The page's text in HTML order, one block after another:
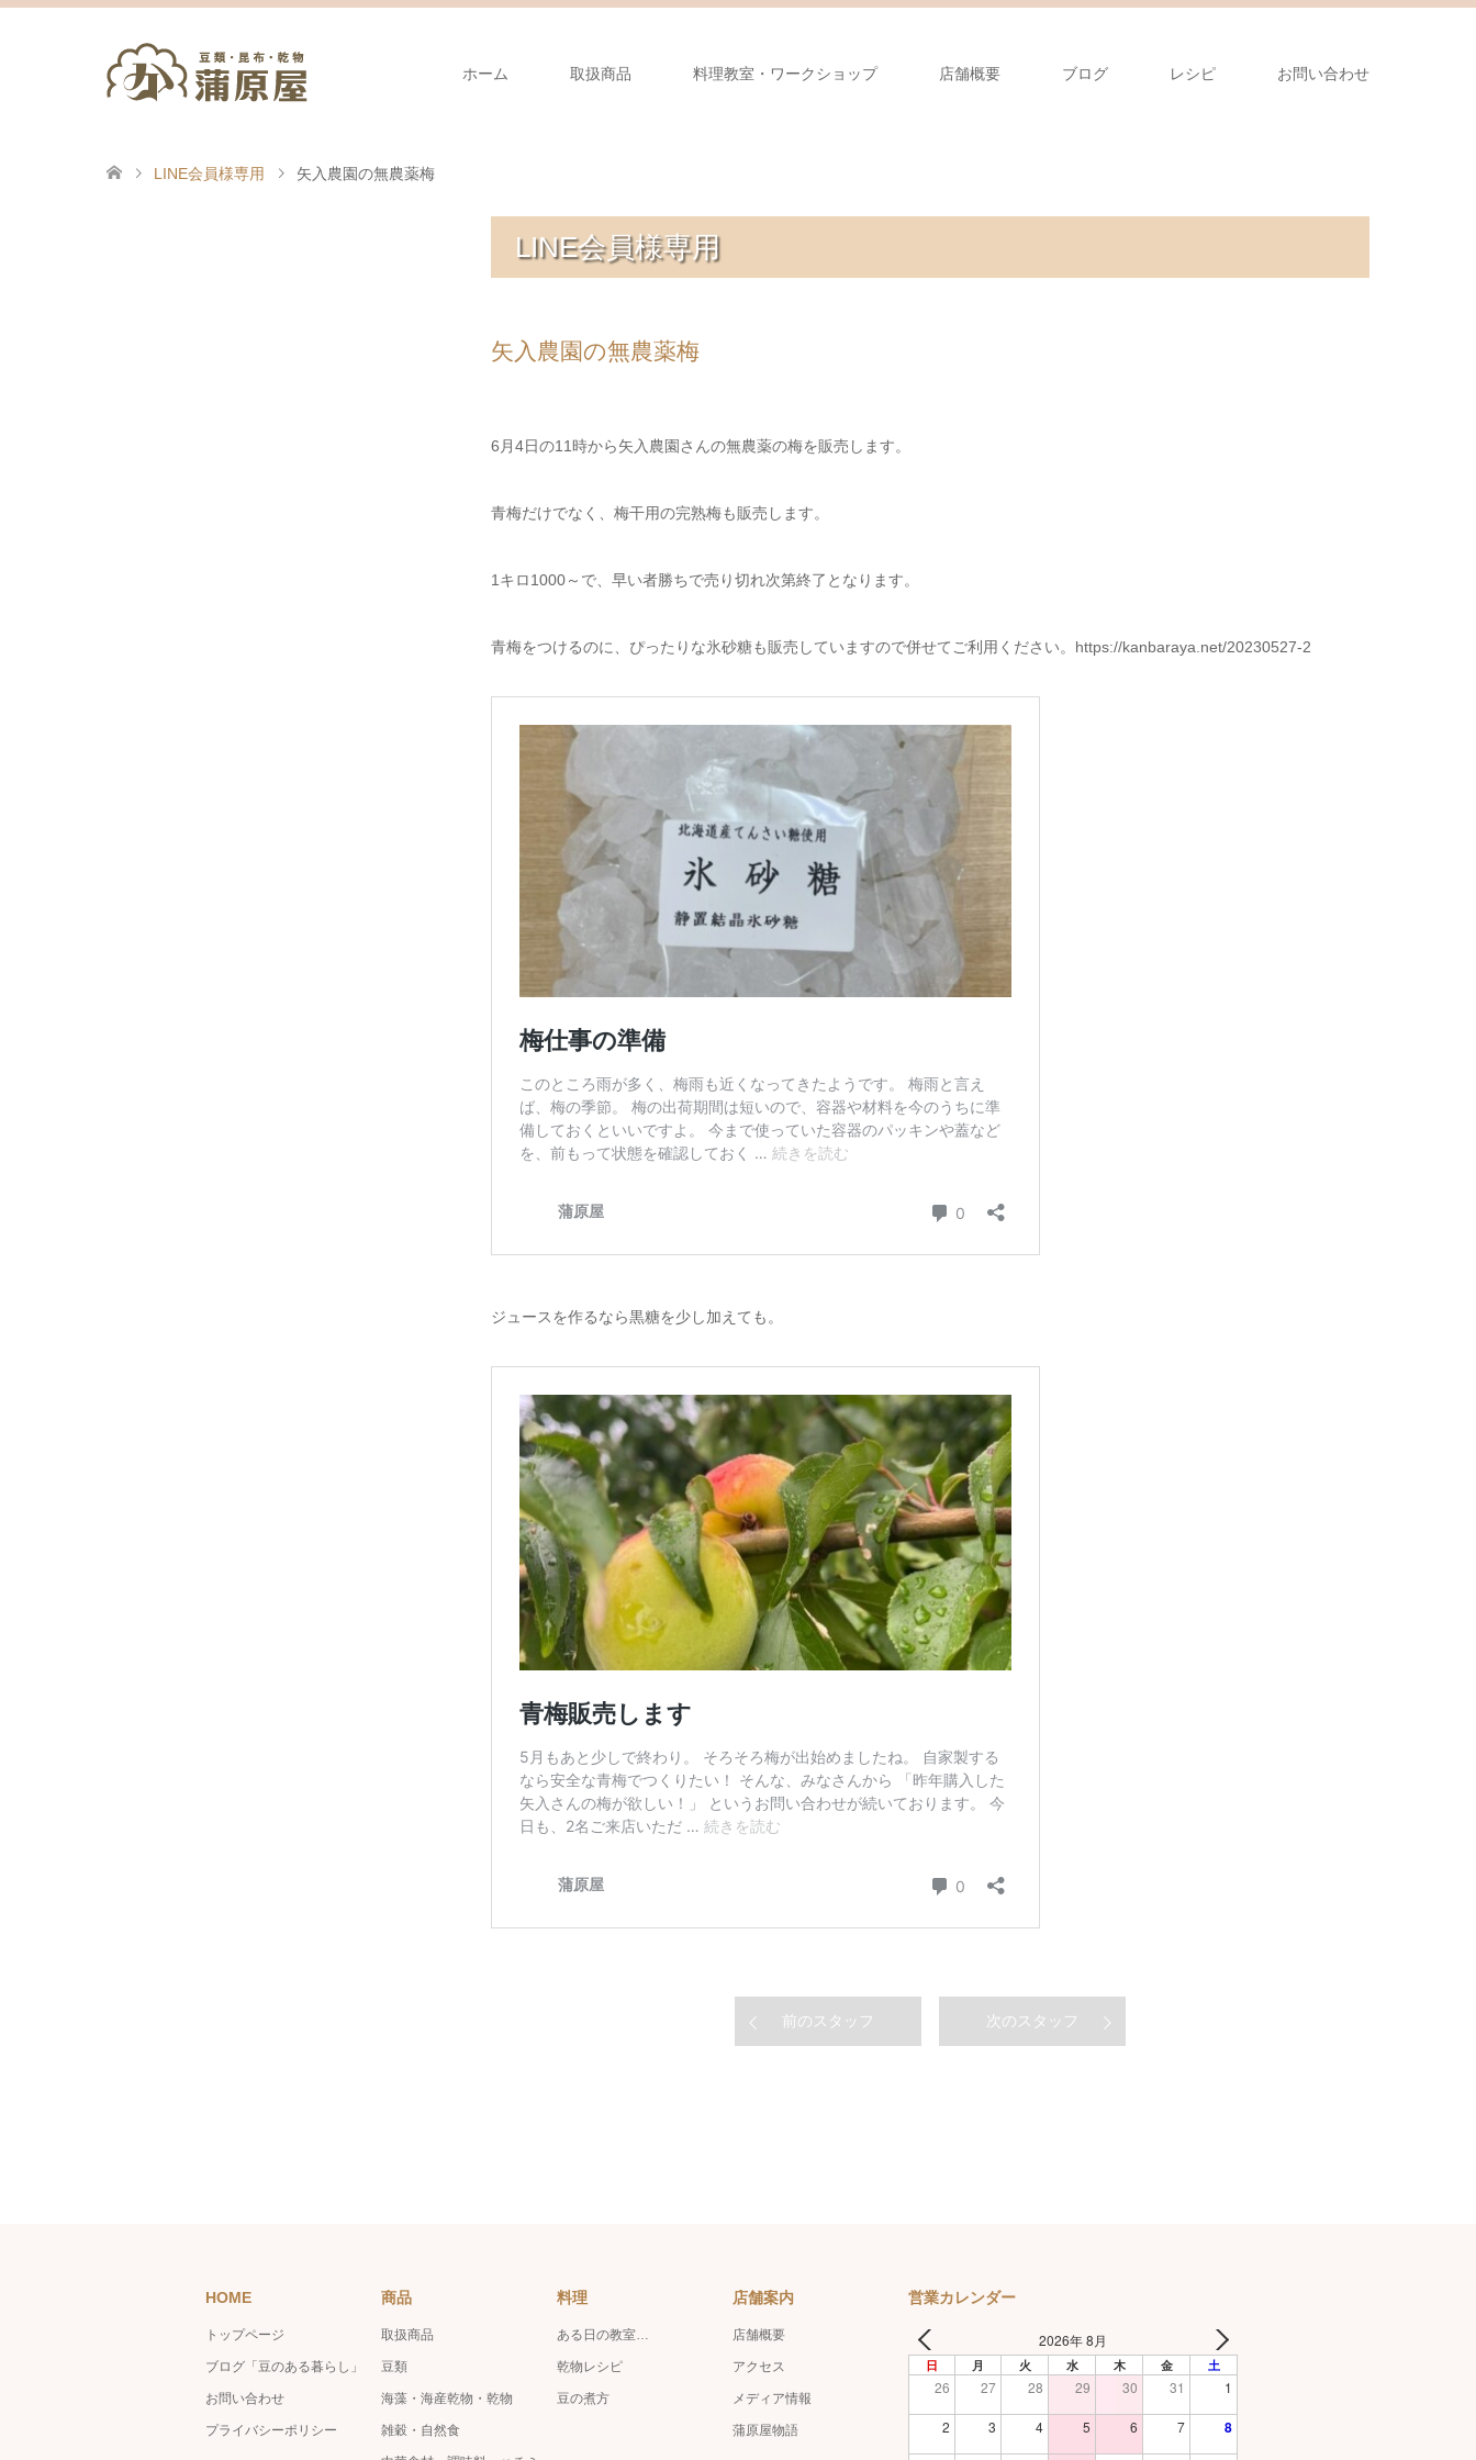
ホーム 取扱商品 料理教室・ワークショップ 店舗概要 ブログ レシピ お問い合わせ
LINE会員様専用 矢入農園の無農薬梅
LINE会員様専用
矢入農園の無農薬梅
6月4日の11時から矢入農園さんの無農薬の梅を販売します。
青梅だけでなく、梅干用の完熟梅も販売します。
1キロ1000～で、早い者勝ちで売り切れ次第終了となります。
青梅をつけるのに、ぴったりな氷砂糖も販売していますので併せてご利用ください。https://kanbaraya.net/20230527-2
ジュースを作るなら黒糖を少し加えても。
前のスタッフ 次のスタッフ
HOME
トップページ
ブログ「豆のある暮らし」
お問い合わせ
プライバシーポリシー
商品
取扱商品
豆類
海藻・海産乾物・乾物
雑穀・自然食
料理
ある日の教室…
乾物レシピ
豆の煮方
店舗案内
店舗概要
アクセス
メディア情報
蒲原屋物語
営業カレンダー
2026年 8月
日 月 火 水 木 金 土
26 27 28 29 30 31 1
2 3 4 5 6 7 8